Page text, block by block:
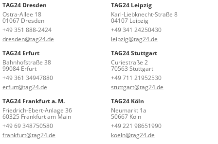
TAG24 Dresden
Ostra-Allee 18
01067 Dresden
+49 351 888-2424
dresden@tag24.de
TAG24 Leipzig
Karl-Liebknecht-Straße 8
04107 Leipzig
+49 341 24250430
leipzig@tag24.de
TAG24 Erfurt
Bahnhofstraße 38
99084 Erfurt
+49 361 34947880
erfurt@tag24.de
TAG24 Stuttgart
Curiestraße 2
70563 Stuttgart
+49 711 21952530
stuttgart@tag24.de
TAG24 Frankfurt a. M.
Friedrich-Ebert-Anlage 36
60325 Frankfurt am Main
+49 69 348750580
frankfurt@tag24.de
TAG24 Köln
Neumarkt 1a
50667 Köln
+49 221 98651990
koeln@tag24.de